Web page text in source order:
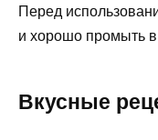
Перед
и хорошо промыть в
Вкусные